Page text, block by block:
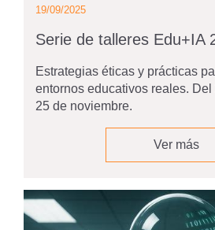
19/09/2025
Serie de talleres Edu+IA
Estrategias éticas y prácticas
entornos educativos reales. Del
25 de noviembre.
Ver más